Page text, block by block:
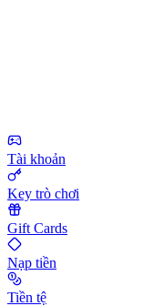
Tài khoản
Key trò chơi
Gift Cards
Nạp tiền
Tiền tệ